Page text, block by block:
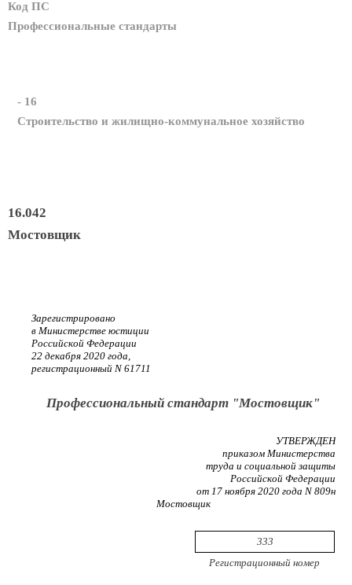
Код ПС
Профессиональные стандарты
- 16
Строительство и жилищно-коммунальное хозяйство
16.042
Мостовщик
Зарегистрировано
в Министерстве юстиции
Российской Федерации
22 декабря 2020 года,
регистрационный N 61711
Профессиональный стандарт "Мостовщик"
УТВЕРЖДЕН
приказом Министерства
труда и социальной защиты
Российской Федерации
от 17 ноября 2020 года N 809н
Мостовщик
333
Регистрационный номер